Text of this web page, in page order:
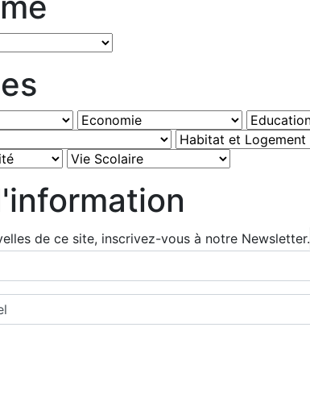
de ce site, inscrivez-vous à notre Newsletter.